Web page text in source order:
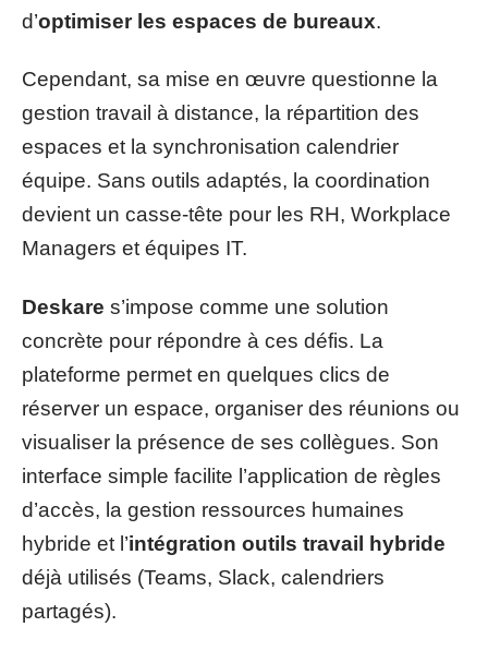
d’optimiser les espaces de bureaux.
Cependant, sa mise en œuvre questionne la
gestion travail à distance, la répartition des
espaces et la synchronisation calendrier
équipe. Sans outils adaptés, la coordination
devient un casse-tête pour les RH, Workplace
Managers et équipes IT.
Deskare s’impose comme une solution
concrète pour répondre à ces défis. La
plateforme permet en quelques clics de
réserver un espace, organiser des réunions ou
visualiser la présence de ses collègues. Son
interface simple facilite l’application de règles
d’accès, la gestion ressources humaines
hybride et l’intégration outils travail hybride
déjà utilisés (Teams, Slack, calendriers
partagés).